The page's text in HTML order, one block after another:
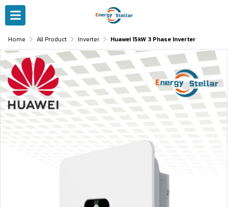
Home All Product Inverter Huawei 15kW 3 Phase Inverter